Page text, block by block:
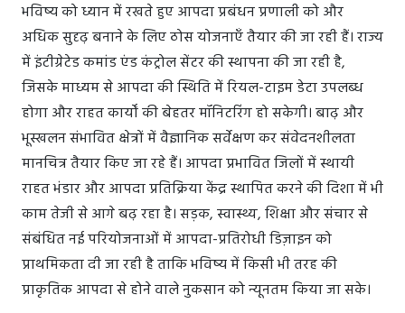
भविष्य को ध्यान में रखते हुए आपदा प्रबंधन प्रणाली को और
अधिक सुदृढ़ बनाने के लिए ठोस योजनाएँ तैयार की जा रही हैं। राज्य
में इंटीग्रेटेड कमांड एंड कंट्रोल सेंटर की स्थापना की जा रही है,
जिसके माध्यम से आपदा की स्थिति में रियल-टाइम डेटा उपलब्ध
होगा और राहत कार्यों की बेहतर मॉनिटरिंग हो सकेगी। बाढ़ और
भूस्खलन संभावित क्षेत्रों में वैज्ञानिक सर्वेक्षण कर संवेदनशीलता
मानचित्र तैयार किए जा रहे हैं। आपदा प्रभावित जिलों में स्थायी
राहत भंडार और आपदा प्रतिक्रिया केंद्र स्थापित करने की दिशा में भी
काम तेजी से आगे बढ़ रहा है। सड़क, स्वास्थ्य, शिक्षा और संचार से
संबंधित नई परियोजनाओं में आपदा-प्रतिरोधी डिज़ाइन को
प्राथमिकता दी जा रही है ताकि भविष्य में किसी भी तरह की
प्राकृतिक आपदा से होने वाले नुकसान को न्यूनतम किया जा सके।